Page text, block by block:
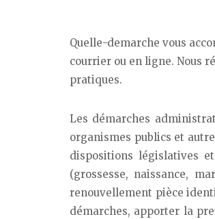
Quelle-demarche vous
courrier ou en ligne. Nous
pratiques.
Les démarches
organismes publics et
dispositions législatives
(grossesse, naissance,
renouvellement pièce
démarches, apporter la